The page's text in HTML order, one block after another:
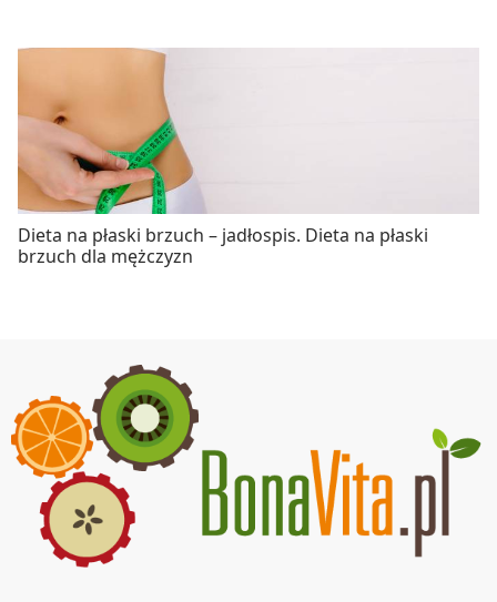
Dieta na płaski brzuch – jadłospis. Dieta na płaski
brzuch dla mężczyzn